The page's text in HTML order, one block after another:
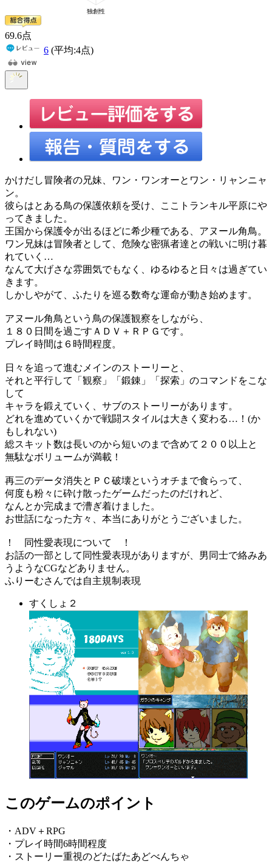
69.6点
6 (平均:4点)
かけだし冒険者の兄妹、ワン・ワンオーとワン・リャンニャ
ン。
彼らはとある鳥の保護依頼を受け、ここトランキル平原にや
ってきました。
王国から保護令が出るほどに希少種である、アヌール角鳥。
ワン兄妹は冒険者として、危険な密猟者達との戦いに明け暮
れていく…
なんて大げさな雰囲気でもなく、ゆるゆると日々は過ぎてい
きます。
しかしやがて、ふたりを巡る数奇な運命が動き始めます。
アヌール角鳥という鳥の保護観察をしながら、
１８０日間を過ごすＡＤＶ＋ＲＰＧです。
プレイ時間は６時間程度。
日々を追って進むメインのストーリーと、
それと平行して「観察」「鍛錬」「探索」のコマンドをこな
して
キャラを鍛えていく、サブのストーリーがあります。
どれを進めていくかで戦闘スタイルは大きく変わる…！(か
もしれない)
総スキット数は長いのから短いのまで含めて２００以上と
無駄なボリュームが満載！
再三のデータ消失とＰＣ破壊というオチまで食らって、
何度も粉々に砕け散ったゲームだったのだけれど、
なんとか完成まで漕ぎ着けました。
お世話になった方々、本当にありがとうございました。
！ 同性愛表現について ！
お話の一部として同性愛表現がありますが、男同士で絡みあ
うようなCGなどありません。
ふりーむさんでは自主規制表現
すくしょ２
このゲームのポイント
・ADV＋RPG
・プレイ時間6時間程度
・ストーリー重視のどたばたあどべんちゃ